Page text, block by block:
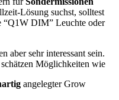
Lösung suchst, solltest
“Q1W DIM” Leuchte oder
aber sehr interessant sein.
Möglichkeiten wie
angelegter Grow